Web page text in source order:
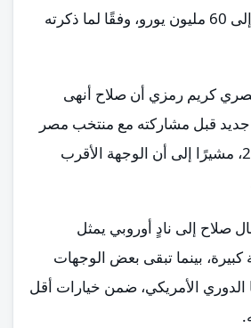
براتب إجمالي يصل إلى 60 مليون يورو، وفقًا لما ذكرته
كريم رمزي أن صلاح أنهى
جديد قبل مشاركته مع منتخب مصر
في كأس العالم 2026، مشيرًا إلى أن الوجهة الأقرب
صلاح إلى نادٍ أوروبي يمثل
كبيرة، بينما تبقى بعض الوجهات
الدوري الأمريكي، ضمن خيارات أقل